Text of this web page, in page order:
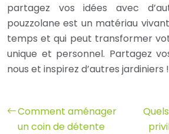
partagez vos idées avec
pouzzolane est un matériau
temps et qui peut transformer
unique et personnel. Partagez
nous et inspirez d’autres jardiniers !
Comment aménager
un coin de détente